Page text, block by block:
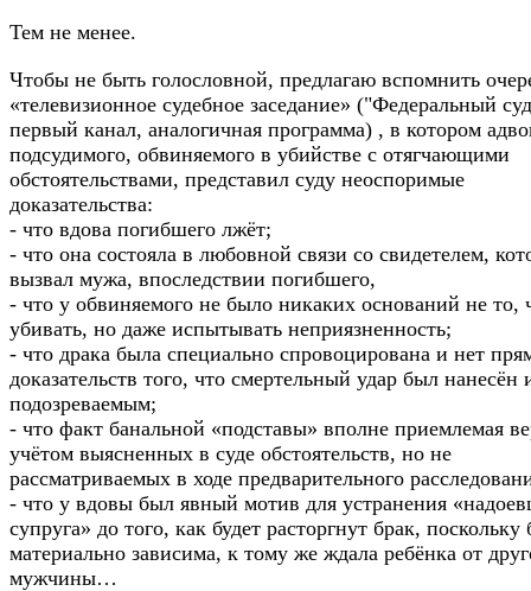
Тем не менее.
Чтобы не быть голословной, предлагаю вспомнить
«телевизионное судебное заседание» ("Федеральный
первый канал, аналогичная программа) , в котором
подсудимого, обвиняемого в убийстве с отягчающими
обстоятельствами, представил суду неоспоримые
доказательства:
- что вдова погибшего лжёт;
- что она состояла в любовной связи со свидетелем,
вызвал мужа, впоследствии погибшего,
- что у обвиняемого не было никаких оснований не то,
убивать, но даже испытывать неприязненность;
- что драка была специально спровоцирована и нет
доказательств того, что смертельный удар был нанесён
подозреваемым;
- что факт банальной «подставы» вполне приемлемая
учётом выясненных в суде обстоятельств, но не
рассматриваемых в ходе предварительного
- что у вдовы был явный мотив для устранения
супруга» до того, как будет расторгнут брак, поскольку
материально зависима, к тому же ждала ребёнка от
мужчины…